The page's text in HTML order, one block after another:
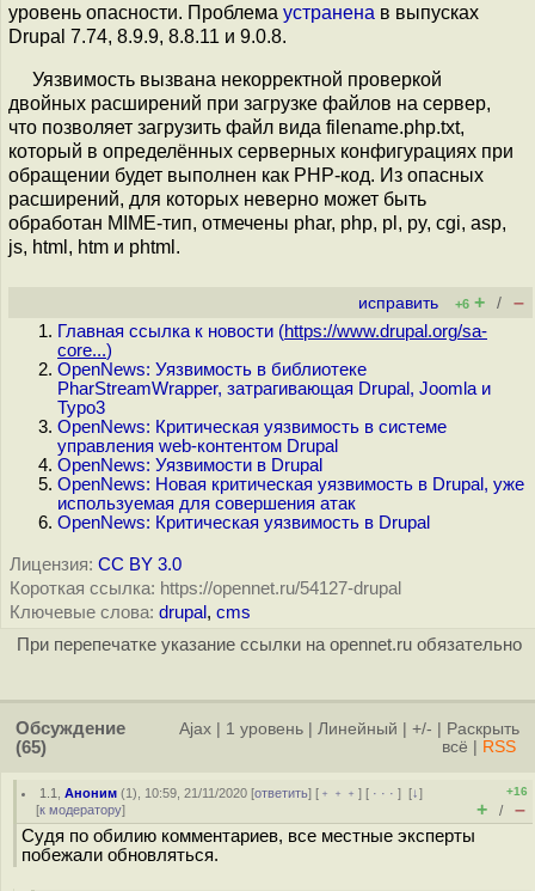
уровень опасности. Проблема устранена в выпусках
Drupal 7.74, 8.9.9, 8.8.11 и 9.0.8.
Уязвимость вызвана некорректной проверкой
двойных расширений при загрузке файлов на сервер,
что позволяет загрузить файл вида filename.php.txt,
который в определённых серверных конфигурациях при
обращении будет выполнен как PHP-код. Из опасных
расширений, для которых неверно может быть
обработан MIME-тип, отмечены phar, php, pl, py, cgi, asp,
js, html, htm и phtml.
исправить +6 + / –
Главная ссылка к новости (https://www.drupal.org/sa-
core...)
OpenNews: Уязвимость в библиотеке
PharStreamWrapper, затрагивающая Drupal, Joomla и
Typo3
OpenNews: Критическая уязвимость в системе
управления web-контентом Drupal
OpenNews: Уязвимости в Drupal
OpenNews: Новая критическая уязвимость в Drupal, уже
используемая для совершения атак
OpenNews: Критическая уязвимость в Drupal
Лицензия: CC BY 3.0
Короткая ссылка: https://opennet.ru/54127-drupal
Ключевые слова: drupal , cms
При перепечатке указание ссылки на opennet.ru обязательно
Обсуждение
(65)
Ajax 1 уровень Линейный +/-
Раскрыть
всё
RSS
1.1 ,Аноним (1), 10:59, 21/11/2020 [ответить] [ ﹢﹢﹢] [ · · ·][↓]
[к модератору]
+16
+ / –
Судя по обилию комментариев, все местные эксперты
побежали обновляться.